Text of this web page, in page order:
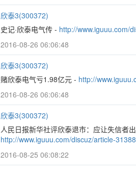
欣泰3(300372)
史记·欣泰电气传 - http://www.iguuu.com/
2016-08-26 06:06:48
欣泰3(300372)
赌欣泰电气亏1.98亿元 - http://
2016-08-26 06:06:48
欣泰3(300372)
人民日报新华社评欣泰退市：应让失信者
http://www.iguuu.com/discuz/article-
2016-08-25 06:08:22